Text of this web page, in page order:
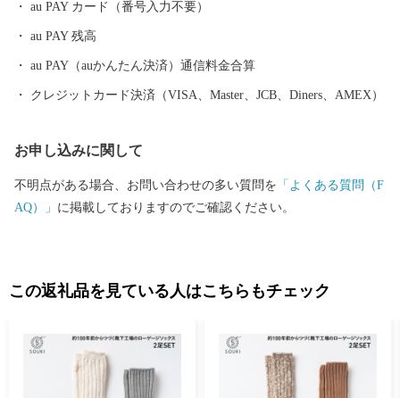
部には、奈良県内第2位の面積を有する馬見丘陵公園やかぐや姫に
ちなんだ竹取公園など魅力的な公園があり、地元住民に加えて町
外や県外からも親子連れなど多くの人たちが訪れる交流の中心地
au PAY カード（番号入力不要）
au PAY 残高
au PAY（auかんたん決済）通信料金合算
クレジットカード決済（VISA、Master、JCB、Diners、AMEX）
お申し込みに関して
不明点がある場合、お問い合わせの多い質問を 「よくある質問（F
AQ）」 に掲載しておりますのでご確認ください。
この返礼品を見ている人はこちらもチェック